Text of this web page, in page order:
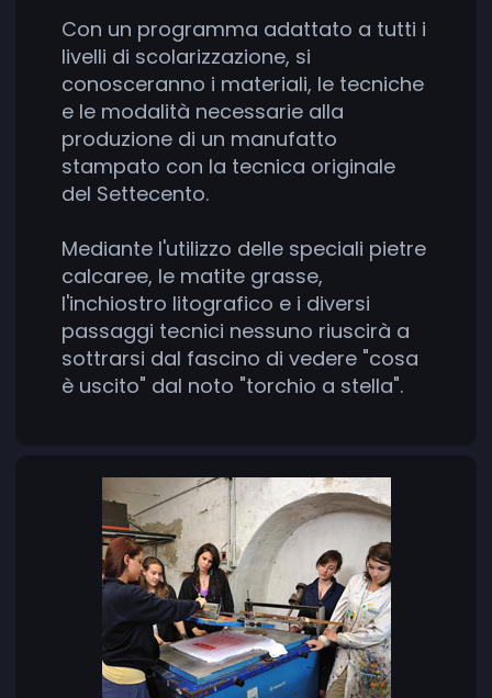
Con un programma adattato a tutti i
livelli di scolarizzazione, si
conosceranno i materiali, le tecniche
e le modalità necessarie alla
produzione di un manufatto
stampato con la tecnica originale
del Settecento.
Mediante l'utilizzo delle speciali pietre
calcaree, le matite grasse,
l'inchiostro litografico e i diversi
passaggi tecnici nessuno riuscirà a
sottrarsi dal fascino di vedere "cosa
è uscito" dal noto "torchio a stella".